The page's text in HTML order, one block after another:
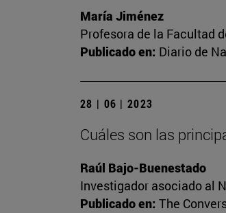
María Jiménez
Profesora de la Facultad
Publicado en: Diario de
28 | 06 | 2023
Cuáles son las
Raúl Bajo-Buenestado
Investigador asociado al
Publicado en: The